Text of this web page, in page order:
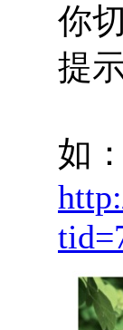
你
提
如